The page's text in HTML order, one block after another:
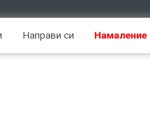
Направи си Намаление